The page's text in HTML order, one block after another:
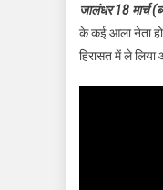
जालंधर 18 मार्च
के कई आला नेता
हिरासत में ले